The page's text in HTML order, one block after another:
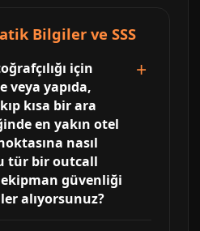
Bilgiler ve SSS
için
veya yapıda,
kısa bir ara
en yakın otel
nasıl
tür bir outcall
ekipman güvenliği
alıyorsunuz?